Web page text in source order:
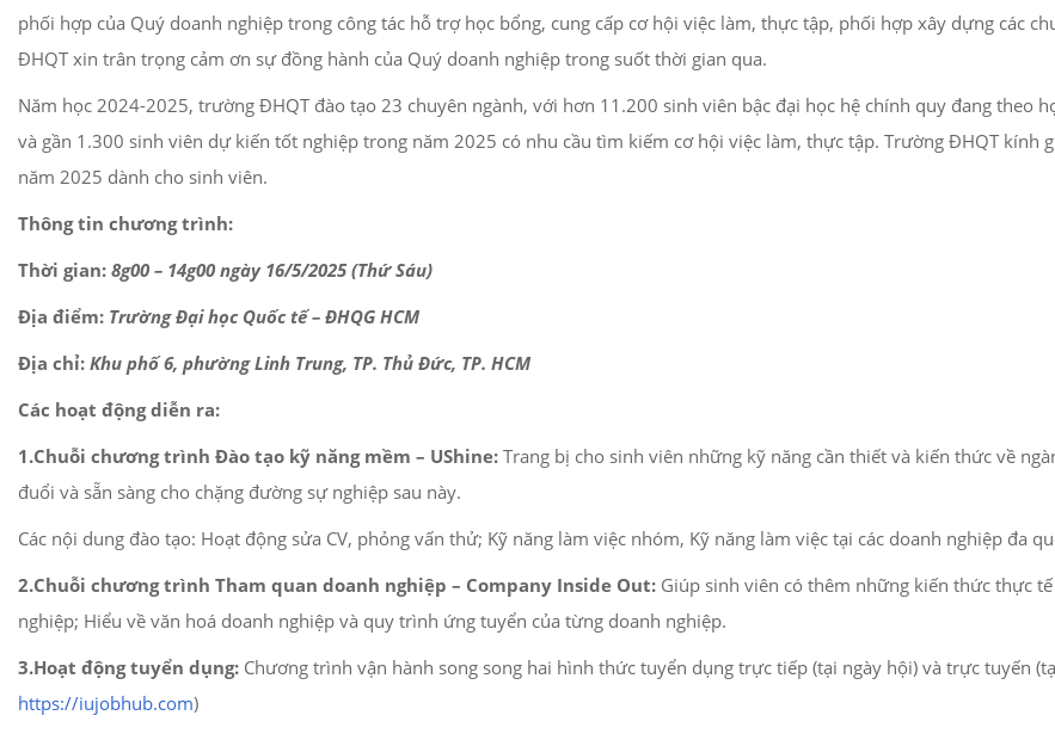
phối hợp của Quý doanh nghiệp trong công tác hỗ trợ học bổng, cung cấp cơ hội việc làm, thực tập, phối hợp xây dựng các
ĐHQT xin trân trọng cảm ơn sự đồng hành của Quý doanh nghiệp trong suốt thời gian qua.
Năm học 2024-2025, trường ĐHQT đào tạo 23 chuyên ngành, với hơn 11.200 sinh viên bậc đại học hệ chính quy đang
và gần 1.300 sinh viên dự kiến tốt nghiệp trong năm 2025 có nhu cầu tìm kiếm cơ hội việc làm, thực tập. Trường ĐHQT
năm 2025 dành cho sinh viên.
Thông tin chương trình:
Thời gian: 8g00 – 14g00 ngày 16/5/2025 (Thứ Sáu)
Địa điểm: Trường Đại học Quốc tế – ĐHQG HCM
Địa chỉ: Khu phố 6, phường Linh Trung, TP. Thủ Đức, TP. HCM
Các hoạt động diễn ra:
1.Chuỗi chương trình Đào tạo kỹ năng mềm – UShine: Trang bị cho sinh viên những kỹ năng cần thiết và kiến thức về
đuổi và sẵn sàng cho chặng đường sự nghiệp sau này.
Các nội dung đào tạo: Hoạt động sửa CV, phỏng vấn thử; Kỹ năng làm việc nhóm, Kỹ năng làm việc tại các doanh nghiệp đa
2.Chuỗi chương trình Tham quan doanh nghiệp – Company Inside Out: Giúp sinh viên có thêm những kiến thức thực
nghiệp; Hiểu về văn hoá doanh nghiệp và quy trình ứng tuyển của từng doanh nghiệp.
3.Hoạt động tuyển dụng: Chương trình vận hành song song hai hình thức tuyển dụng trực tiếp (tại ngày hội) và trực tuyến
https://iujobhub.com)